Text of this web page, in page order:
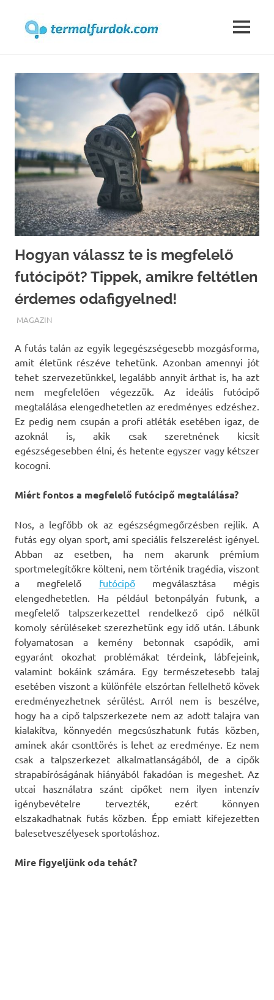
MENU
Hogyan válassz te is megfelelő
futócipőt? Tippek, amikre feltétlen
érdemes odafigyelned!
TERMALFURDOK.COM
MAGAZIN
A futás talán az egyik legegészségesebb mozgásforma,
amit életünk részéve tehetünk. Azonban amennyi jót
tehet szervezetünkkel, legalább annyit árthat is, ha azt
nem megfelelően végezzük. Az ideális futócipő
megtalálása elengedhetetlen az eredményes edzéshez.
Ez pedig nem csupán a profi atléták esetében igaz, de
azoknál is, akik csak szeretnének kicsit
egészségesebben élni, és hetente egyszer vagy kétszer
kocogni.
Miért fontos a megfelelő futócipő megtalálása?
Nos, a legfőbb ok az egészségmegőrzésben rejlik. A
futás egy olyan sport, ami speciális felszerelést igényel.
Abban az esetben, ha nem akarunk prémium
sportmelegítőkre költeni, nem történik tragédia, viszont
a megfelelő futócipőmegválasztása mégis
elengedhetetlen. Ha például betonpályán futunk, a
megfelelő talpszerkezettel rendelkező cipő nélkül
komoly sérüléseket szerezhetünk egy idő után. Lábunk
folyamatosan a kemény betonnak csapódik, ami
egyaránt okozhat problémákat térdeink, lábfejeink,
valamint bokáink számára. Egy természetesebb talaj
esetében viszont a különféle elszórtan fellelhető kövek
eredményezhetnek sérülést. Arról nem is beszélve,
hogy ha a cipő talpszerkezete nem az adott talajra van
kialakítva, könnyedén megcsúszhatunk futás közben,
aminek akár csonttörés is lehet az eredménye. Ez nem
csak a talpszerkezet alkalmatlanságából, de a cipők
strapabíróságának hiányából fakadóan is megeshet. Az
utcai használatra szánt cipőket nem ilyen intenzív
igénybevételre tervezték, ezért könnyen
elszakadhatnak futás közben. Épp emiatt kifejezetten
balesetveszélyesek sportoláshoz.
Mire figyeljünk oda tehát?